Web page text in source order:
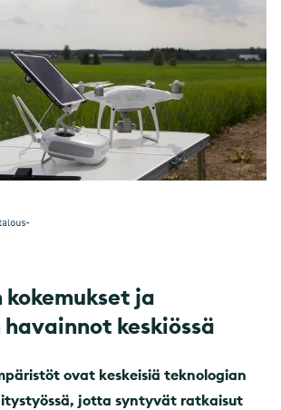
ja
keskiössä
ovat keskeisiä teknologian
jotta syntyvät ratkaisut